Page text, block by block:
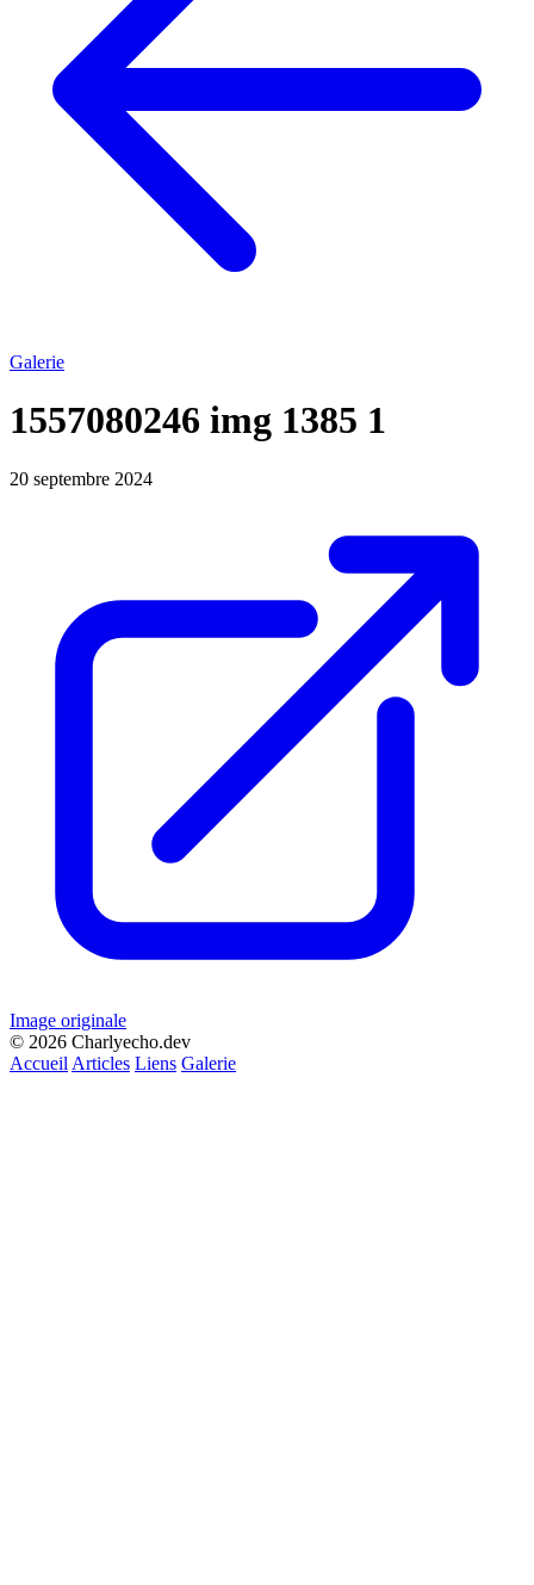
Galerie
1557080246 img 1385 1
20 septembre 2024
Image originale
© 2026 Charlyecho.dev
Accueil Articles Liens Galerie